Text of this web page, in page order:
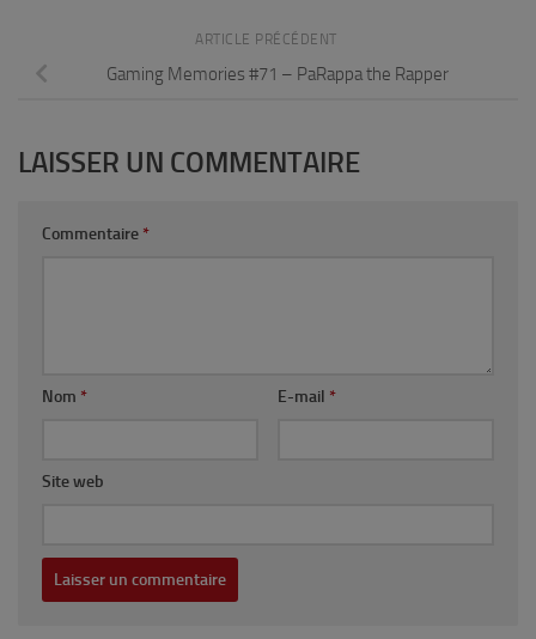
ARTICLE PRÉCÉDENT
Gaming Memories #71 – PaRappa the Rapper
LAISSER UN COMMENTAIRE
Commentaire *
Nom * E-mail *
Site web